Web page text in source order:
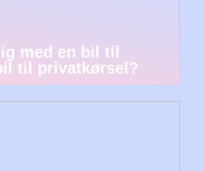
med en bil til
til privatkørsel?